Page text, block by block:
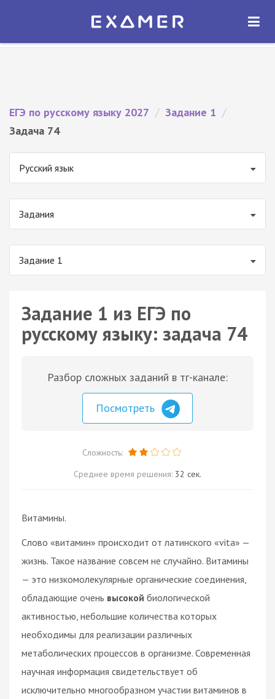
Экзамер — ЕГЭ 2027
ОТКРЫТЬ
ЕГЭ по русскому языку 2027 / Задание 1 /
Задача 74
Русский язык
Задания
Задание 1
Задание 1 из ЕГЭ по
русскому языку: задача 74
Разбор сложных заданий в тг-канале:
Посмотреть
Сложность:
Среднее время решения: 32 сек.
Витамины.
Слово «витамин» происходит от латинского «vita» —
жизнь. Такое название совсем не случайно. Витамины
— это низкомолекулярные органические соединения,
обладающие очень высокой биологической
активностью, небольшие количества которых
необходимы для реализации различных
метаболических процессов в организме. Современная
научная информация свидетельствует об
исключительно многообразном участии витаминов в